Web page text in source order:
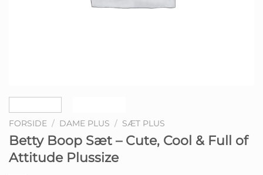
FORSIDE / DAME PLUS / SÆT PLUS
Betty Boop Sæt – Cute, Cool & Full of
Attitude Plussize